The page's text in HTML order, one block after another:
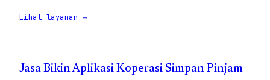
Lihat layanan →
Jasa Bikin Aplikasi Koperasi Simpan Pinjam